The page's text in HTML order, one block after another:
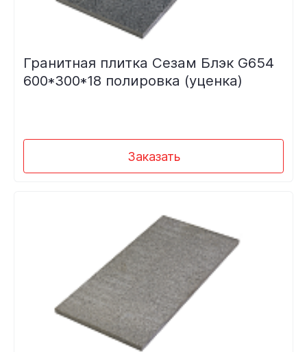
Гранитная плитка Сезам Блэк G654
600*300*18 полировка (уценка)
Заказать